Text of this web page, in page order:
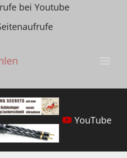
bei Youtube
YouTube